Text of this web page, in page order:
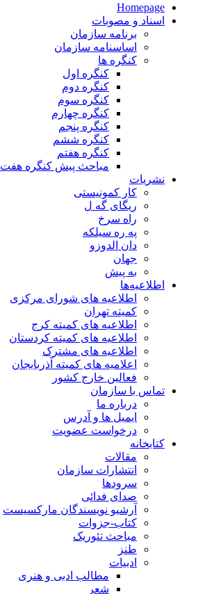
Homepage
اسناد و مصوبات
برنامه سازمان
اساسنامه سازمان
کنگره ها
کنگره اول
کنگره دوم
کنگره سوم
کنگره چهارم
کنگره پنجم
کنگره ششم
کنگره هفتم
مباحث پیش کنگره هفت
نشریات
کار کمونیستی
ریگای گه ل
راه سرخ
په ره سیلکه
دان الدوزو
جهان
به پیش
اطلاعیه‌ها
اطلاعیه های شورای مرکزی
کمیته تهران
اطلاعیه های کمیته کرج
اطلاعیه های کمیته کردستان
اطلاعیه های مشترک
اعلامیه های کمیته آذربایجان
فعالین خارج کشور
تماس با سازمان
درباره ما
ایمیل ها و آدرس
درخواست عضویت
کتابخانه
مقالات
انتشارات سازمان
سرودها
صدای فدائی
آرشیو نویسندگان مارکسیست
کتاب-جزوات
مباحث تئوریک
طنز
ادبیات
مطالب ادبی و هنری
شعر